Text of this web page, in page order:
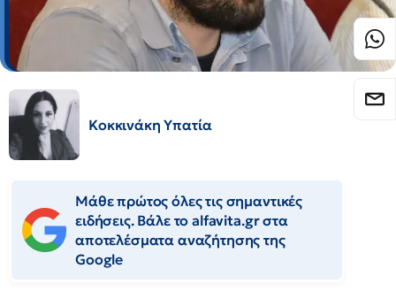
Κοκκινάκη Υπατία
Μάθε πρώτος όλες τις σημαντικές
ειδήσεις. Βάλε το alfavita.gr στα
αποτελέσματα αναζήτησης της
Google